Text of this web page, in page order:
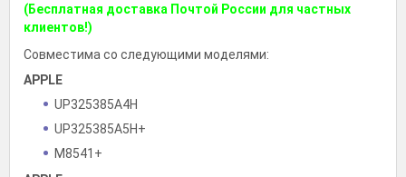
(Бесплатная доставка Почтой России для частных
клиентов!)
Совместима со следующими моделями:
APPLE
UP325385A4H
UP325385A5H+
M8541+